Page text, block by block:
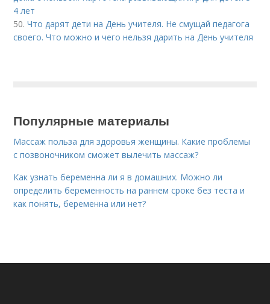
4 лет
50.Что дарят дети на День учителя. Не смущай педагога
своего. Что можно и чего нельзя дарить на День учителя
Популярные материалы
Массаж польза для здоровья женщины. Какие проблемы
с позвоночником сможет вылечить массаж?
Как узнать беременна ли я в домашних. Можно ли
определить беременность на раннем сроке без теста и
как понять, беременна или нет?